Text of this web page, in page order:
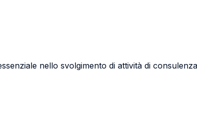
nello svolgimento di attività di